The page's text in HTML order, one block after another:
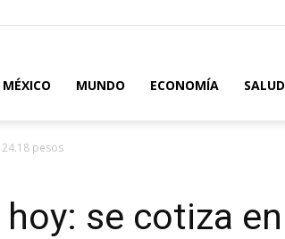
MÉXICO MUNDO ECONOMÍA SALUD
pesos
se cotiza en